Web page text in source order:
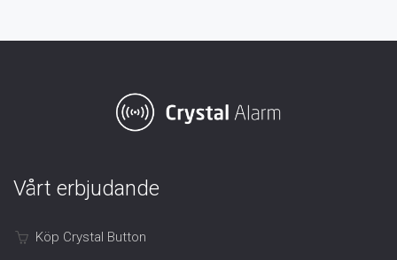
Vårt erbjudande
Köp Crystal Button